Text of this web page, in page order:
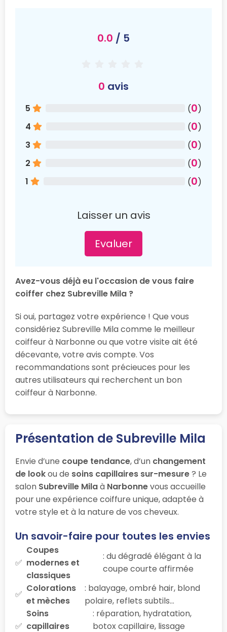
0.0 / 5
0 avis
5 (0)
4
(0)
3
(0)
2
(0)
1
(0)
Laisser un avis
Evaluer
Avez-vous déjà eu l'occasion de vous faire
coiffer chez Subreville Mila ?
Si oui, partagez votre expérience ! Que vous
considériez Subreville Mila comme le meilleur
coiffeur à Narbonne ou que votre visite ait été
décevante, votre avis compte. Vos
recommandations sont précieuces pour les
autres utilisateurs qui recherchent un bon
coiffeur à Narbonne.
Présentation de Subreville Mila
Envie d’une coupe tendance, d’un changement
de lookou de soins capillaires sur-mesure? Le
salon Subreville Milaà Narbonnevous accueille
pour une expérience coiffure unique, adaptée à
votre style et à la nature de vos cheveux.
Un savoir-faire pour toutes les envies
Coupes
modernes et
classiques
: du dégradé élégant à la
coupe courte affirmée
Colorations
et mèches
: balayage, ombré hair, blond
polaire, reflets subtils…
Soins
capillaires
: réparation, hydratation,
botox capillaire, lissage